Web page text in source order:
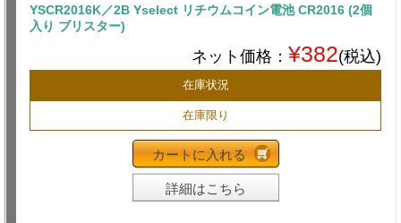
YSCR2016K／2B Yselect リチウムコイン電池 CR2016 (2個
入り ブリスター)
ネット価格： ¥382(税込)
在庫状況
在庫限り
カートに入れる
詳細はこちら